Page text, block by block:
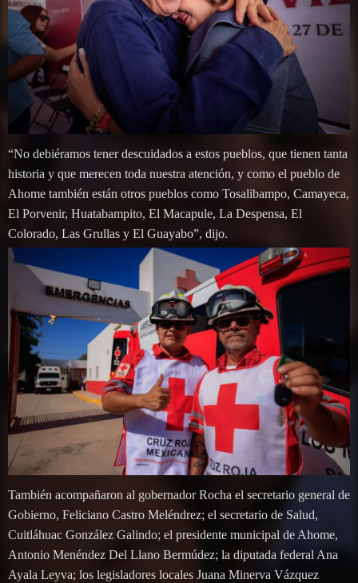
“No debiéramos tener descuidados a estos pueblos, que tienen tanta
historia y que merecen toda nuestra atención, y como el pueblo de
Ahome también están otros pueblos como Tosalibampo, Camayeca,
El Porvenir, Huatabampito, El Macapule, La Despensa, El
Colorado, Las Grullas y El Guayabo”, dijo.
También acompañaron al gobernador Rocha el secretario general de
Gobierno, Feliciano Castro Meléndrez; el secretario de Salud,
Cuitláhuac González Galindo; el presidente municipal de Ahome,
Antonio Menéndez Del Llano Bermúdez; la diputada federal Ana
Ayala Leyva; los legisladores locales Juana Minerva Vázquez